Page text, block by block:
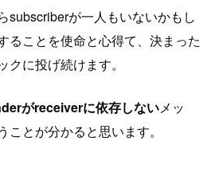
subscriberが一人もいないかもし
ることを使命と心得て、決まった
に投げ続けます。
がreceiverに依存しないメッ
とが分かると思います。